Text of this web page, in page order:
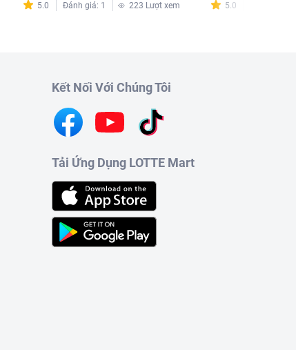
5.0 Đánh giá: 1 223 Lượt xem 5.0
Kết Nối Với Chúng Tôi
Tải Ứng Dụng LOTTE Mart